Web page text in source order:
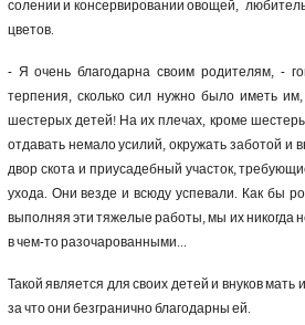
солении и консервировании овощей,
цветов.
- Я очень благодарна своим родителям, -
терпения, сколько сил нужно было иметь
шестерых детей! На их плечах, кроме
отдавать немало усилий, окружать заботой
двор скота и приусадебный участок,
ухода. Они везде и всюду успевали. Как бы
выполняя эти тяжелые работы, мы их никогда
в чем-то разочарованными...
Такой является для своих детей и внуков
за что они безгранично благодарны ей.